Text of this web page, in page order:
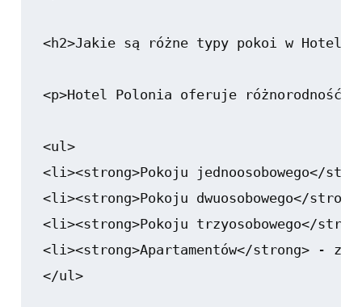
<h2>Jakie są różne typy pokoi w Hotelu
<p>Hotel Polonia oferuje różnorodność
<ul>
<li><strong>Pokoju jednoosobowego</
<li><strong>Pokoju dwuosobowego</
<li><strong>Pokoju trzyosobowego</
<li><strong>Apartamentów</strong> - z
</ul>